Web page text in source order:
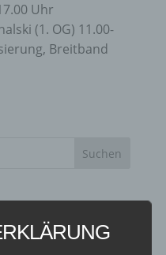
Uhr
(1. OG) 11.00-
Breitband